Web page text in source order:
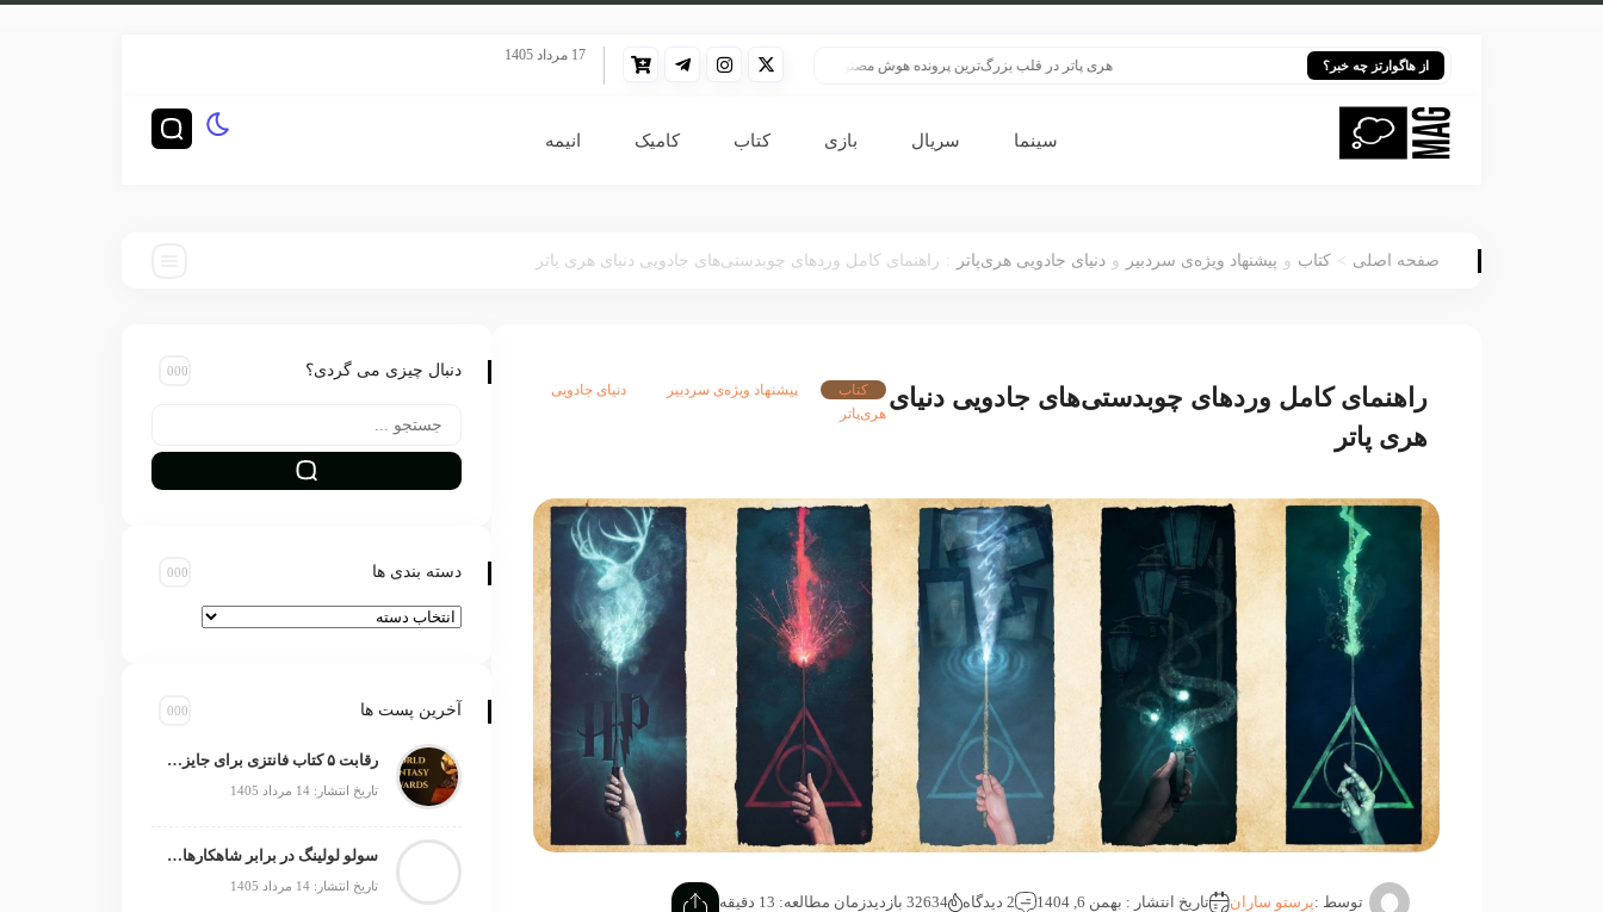
از هاگوارتز چه خبر؟ هری پاتر در قلب بزرگ‌ترین پرونده هوش مصنوعی
17 مرداد 1405
سینما سریال بازی کتاب کامیک انیمه
صفحه اصلی > کتاب و پیشنهاد ویژه‌ی سردبیر و دنیای جادویی هری‌پاتر : راهنمای کامل وردهای چوبدستی‌های جادویی دنیای هری پاتر
راهنمای کامل وردهای چوبدستی‌های جادویی دنیای
هری پاتر
کتاب پیشنهاد ویژه‌ی سردبیر
دنیای جادویی
هری‌پاتر
توسط :پرستو ساران تاریخ انتشار : بهمن 6, 1404 2 دیدگاه 32634 بازدید زمان مطالعه: 13 دقیقه
دنبال چیزی می گردی؟
دسته بندی ها
آخرین پست ها
رقابت ۵ کتاب فانتزی برای جایزه جهانی ۲۰۲۶
تاریخ انتشار: 14 مرداد 1405
سولو لولینگ در برابر شاهکارهای انیمه؛ چه چیزی کم دارد؟
تاریخ انتشار: 14 مرداد 1405